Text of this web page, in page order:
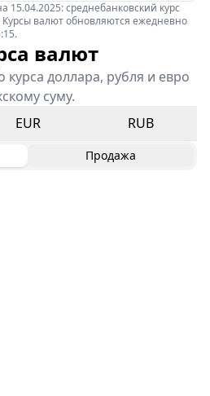
15.04.2025: среднебанковский курс
Курсы валют обновляются ежедневно
валют
доллара, рубля и евро
суму.
EUR RUB
Продажа